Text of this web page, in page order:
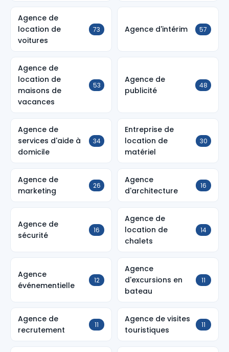
Agence de
location de
voitures
73 Agence d'intérim 57
Agence de
location de
maisons de
vacances
53
Agence de
publicité
48
Agence de
services d'aide à
domicile
34
Entreprise de
location de
matériel
30
Agence de
marketing
26
Agence
d'architecture
16
Agence de
sécurité
16
Agence de
location de
chalets
14
Agence
événementielle
12
Agence
d'excursions en
bateau
11
Agence de
recrutement
11
Agence de visites
touristiques
11